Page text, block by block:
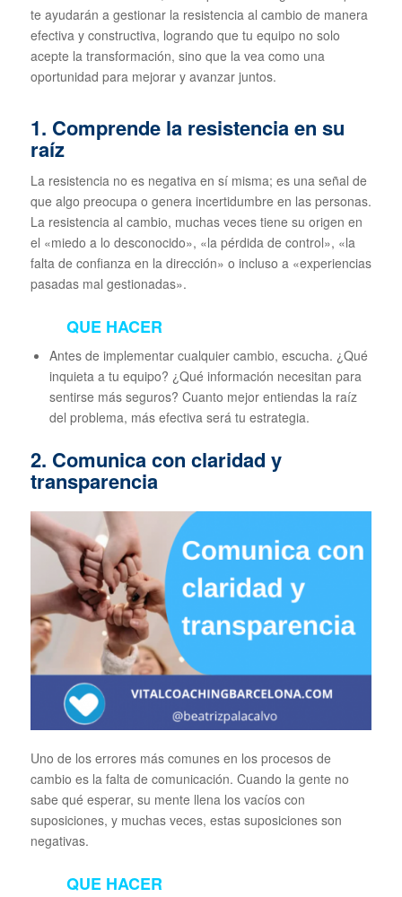
te ayudarán a gestionar la resistencia al cambio de manera
efectiva y constructiva, logrando que tu equipo no solo
acepte la transformación, sino que la vea como una
oportunidad para mejorar y avanzar juntos.
1. Comprende la resistencia en su
raíz
La resistencia no es negativa en sí misma; es una señal de
que algo preocupa o genera incertidumbre en las personas.
La resistencia al cambio, muchas veces tiene su origen en
el «miedo a lo desconocido», «la pérdida de control», «la
falta de confianza en la dirección» o incluso a «experiencias
pasadas mal gestionadas».
QUE HACER
Antes de implementar cualquier cambio, escucha. ¿Qué
inquieta a tu equipo? ¿Qué información necesitan para
sentirse más seguros? Cuanto mejor entiendas la raíz
del problema, más efectiva será tu estrategia.
2. Comunica con claridad y
transparencia
Uno de los errores más comunes en los procesos de
cambio es la falta de comunicación. Cuando la gente no
sabe qué esperar, su mente llena los vacíos con
suposiciones, y muchas veces, estas suposiciones son
negativas.
QUE HACER